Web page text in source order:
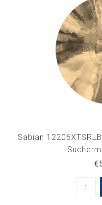
Sabian